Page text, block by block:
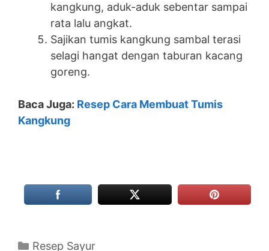
kangkung, aduk-aduk sebentar sampai
rata lalu angkat.
Sajikan tumis kangkung sambal terasi
selagi hangat dengan taburan kacang
goreng.
Baca Juga: Resep Cara Membuat Tumis
Kangkung
Categories
Resep Sayur